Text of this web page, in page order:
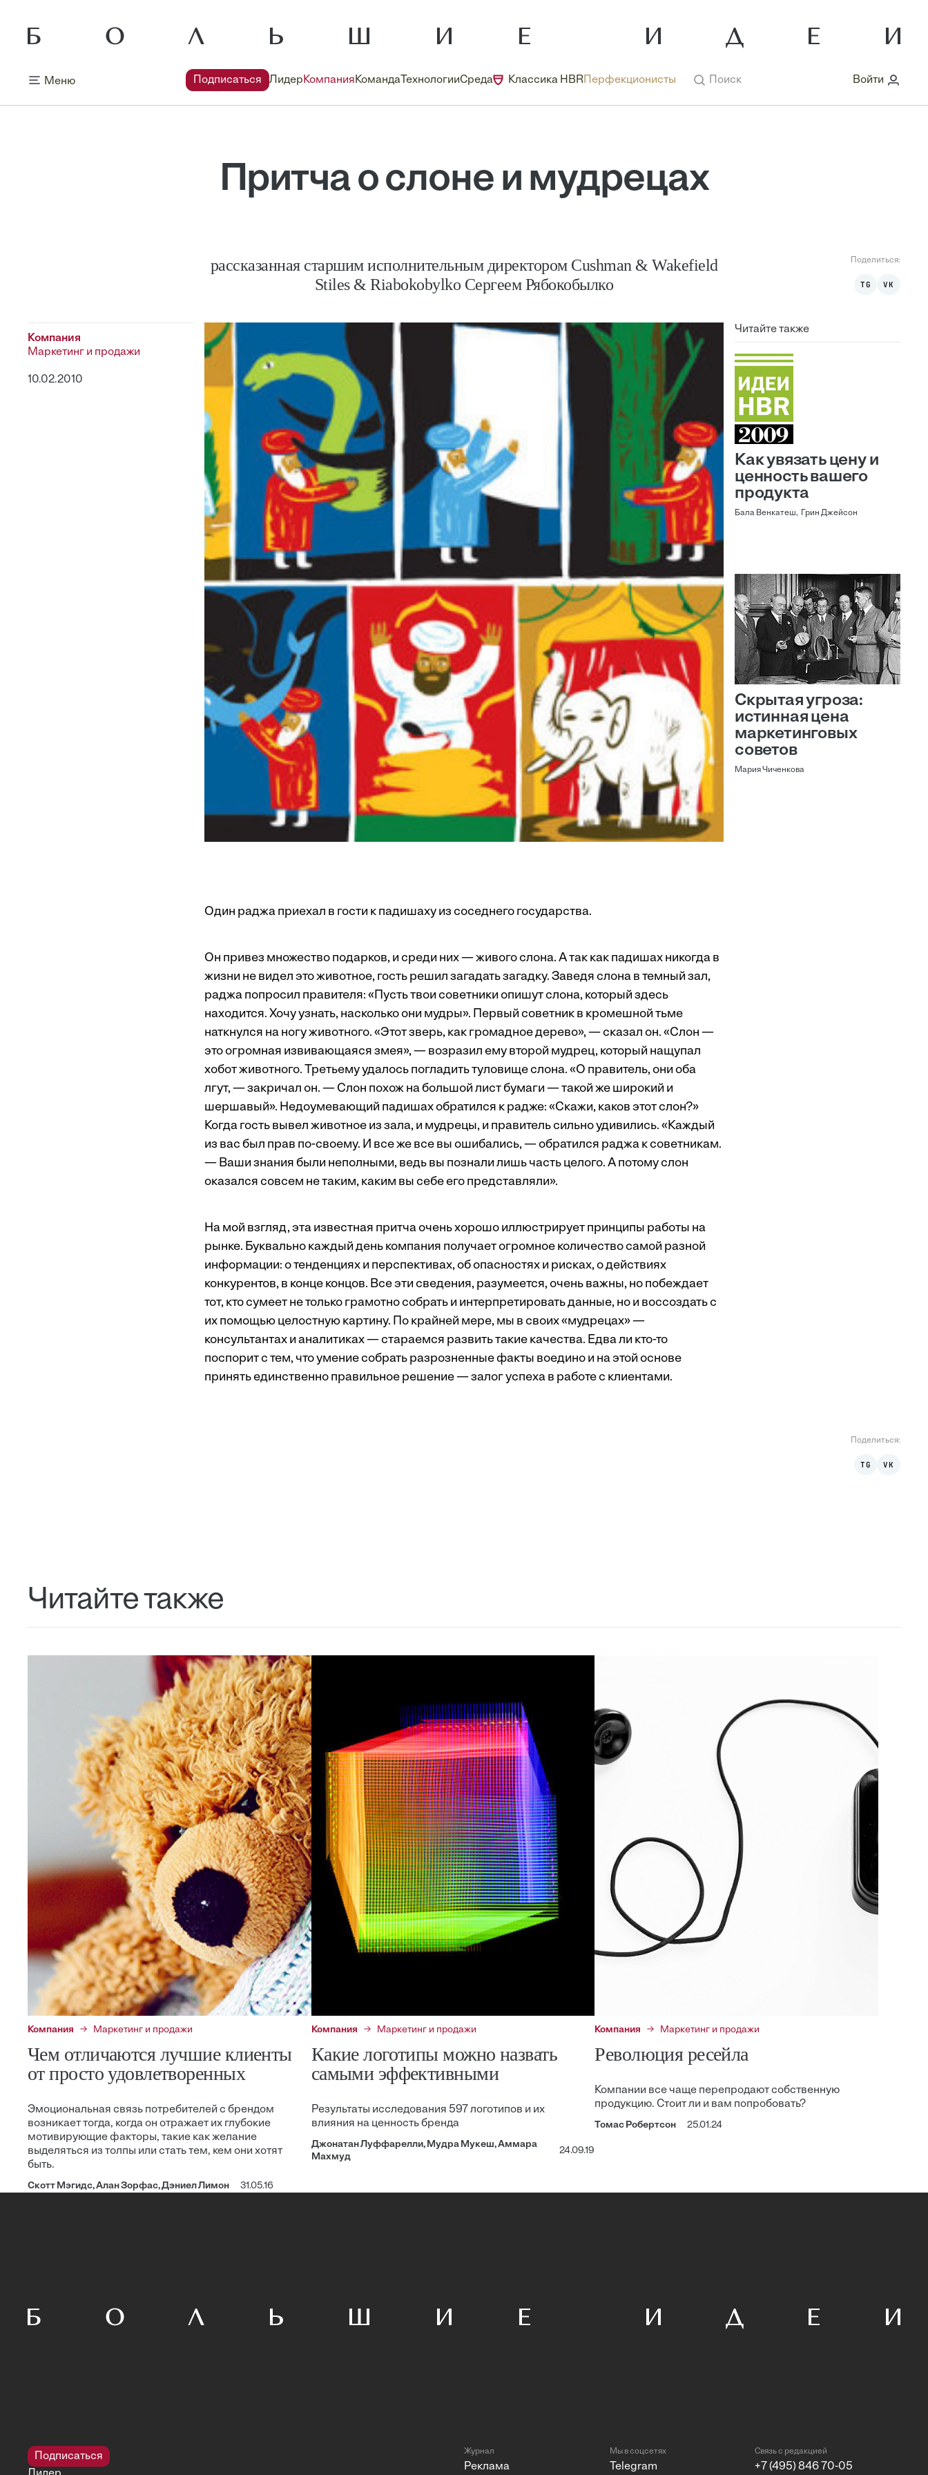
Меню Подписаться ЛидерКомпанияКоманда ТехнологииСреда Классика HBR Перфекционисты Поиск Войти
Притча о слоне и мудрецах
рассказанная старшим исполнительным директором Cushman & Wakefield
Stiles & Riabokobylko Сергеем Рябокобылко
Поделиться:
TG VK
Компания
Маркетинг и продажи
10.02.2010
Читайте также
Как увязать цену и
ценность вашего
продукта
Бала Венкатеш, Грин Джейсон
Скрытая угроза:
истинная цена
маркетинговых
советов
Мария Чиченкова
Один раджа приехал в гости к падишаху из соседнего государства.
Он привез множество подарков, и среди них — живого слона. А так как падишах никогда в
жизни не видел это животное, гость решил загадать загадку. Заведя слона в темный зал,
раджа попросил правителя: «Пусть твои советники опишут слона, который здесь
находится. Хочу узнать, насколько они мудры». Первый советник в кромешной тьме
наткнулся на ногу животного. «Этот зверь, как громадное дерево», — сказал он. «Слон —
это огромная извивающаяся змея», — возразил ему второй мудрец, который нащупал
хобот животного. Третьему удалось погладить туловище слона. «О правитель, они оба
лгут, — закричал он. — Слон похож на большой лист бумаги — такой же широкий и
шершавый». Недоумевающий падишах обратился к радже: «Скажи, каков этот слон?»
Когда гость вывел животное из зала, и мудрецы, и правитель сильно удивились. «Каждый
из вас был прав по-своему. И все же все вы ошибались, — обратился раджа к советникам.
— Ваши знания были неполными, ведь вы познали лишь часть целого. А потому слон
оказался совсем не таким, каким вы себе его представляли».
На мой взгляд, эта известная притча очень хорошо иллюстрирует принципы работы на
рынке. Буквально каждый день компания получает огромное количество самой разной
информации: о тенденциях и перспективах, об опасностях и рисках, о действиях
конкурентов, в конце концов. Все эти сведения, разумеется, очень важны, но побеждает
тот, кто сумеет не только грамотно собрать и интерпретировать данные, но и воссоздать с
их помощью целостную картину. По крайней мере, мы в своих «мудрецах» —
консультантах и аналитиках — стараемся развить такие качества. Едва ли кто-то
поспорит с тем, что умение собрать разрозненные факты воедино и на этой основе
принять единственно правильное решение — залог успеха в работе с клиентами.
Поделиться:
TG VK
Читайте также
Компания Маркетинг и продажи
Чем отличаются лучшие клиенты
от просто удовлетворенных
Эмоциональная связь потребителей с брендом
возникает тогда, когда он отражает их глубокие
мотивирующие факторы, такие как желание
выделяться из толпы или стать тем, кем они хотят
быть.
Скотт Мэгидс, Алан Зорфас, Дэниел Лимон 31.05.16
Компания Маркетинг и продажи
Какие логотипы можно назвать
самыми эффективными
Результаты исследования 597 логотипов и их
влияния на ценность бренда
Джонатан Луффарелли, Мудра Мукеш, Аммара
Махмуд
24.09.19
Компания Маркетинг и продажи
Революция ресейла
Компании все чаще перепродают собственную
продукцию. Стоит ли и вам попробовать?
Томас Робертсон 25.01.24
Подписаться
Журнал
Реклама
Мы в соцсетях
Telegram
Связь с редакцией
+7 (495) 846 70-05